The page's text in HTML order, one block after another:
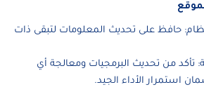
حافظ على تحديث المعلومات لتبقى ذات
تأكد من تحديث البرمجيات ومعالجة أي
استمرار الأداء الجيد.